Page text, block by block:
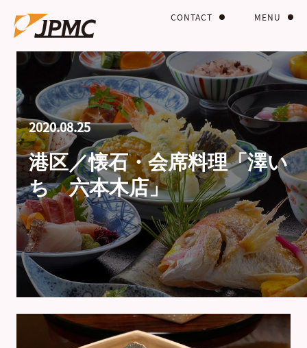
MENU
CONTACT
2020.08.25
港区／懐石・会席料理「澤い
ち 六本木店」